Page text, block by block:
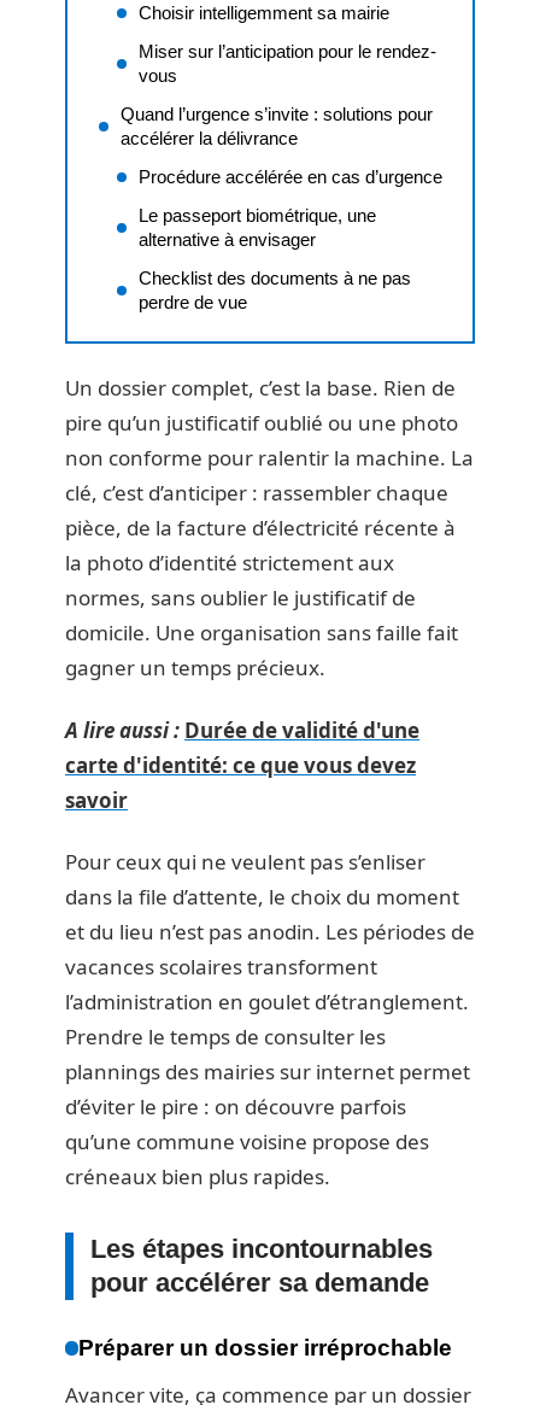
Choisir intelligemment sa mairie
Miser sur l’anticipation pour le rendez-
vous
Quand l’urgence s’invite : solutions pour
accélérer la délivrance
Procédure accélérée en cas d’urgence
Le passeport biométrique, une
alternative à envisager
Checklist des documents à ne pas
perdre de vue
Un dossier complet, c’est la base. Rien de
pire qu’un justificatif oublié ou une photo
non conforme pour ralentir la machine. La
clé, c’est d’anticiper : rassembler chaque
pièce, de la facture d’électricité récente à
la photo d’identité strictement aux
normes, sans oublier le justificatif de
domicile. Une organisation sans faille fait
gagner un temps précieux.
A lire aussi : Durée de validité d'une
carte d'identité: ce que vous devez
savoir
Pour ceux qui ne veulent pas s’enliser
dans la file d’attente, le choix du moment
et du lieu n’est pas anodin. Les périodes de
vacances scolaires transforment
l’administration en goulet d’étranglement.
Prendre le temps de consulter les
plannings des mairies sur internet permet
d’éviter le pire : on découvre parfois
qu’une commune voisine propose des
créneaux bien plus rapides.
Les étapes incontournables
pour accélérer sa demande
Préparer un dossier irréprochable
Avancer vite, ça commence par un dossier